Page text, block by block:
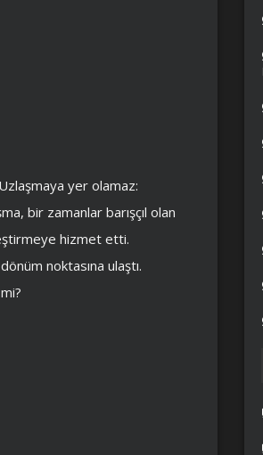
yer olamaz:
bir zamanlar barışçıl olan
hizmet etti.
noktasına ulaştı.